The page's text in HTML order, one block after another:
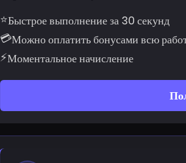
⭐Быстрое выполнение за 30 секунд
💳Можно оплатить бонусами всю
⚡Моментальное начисление